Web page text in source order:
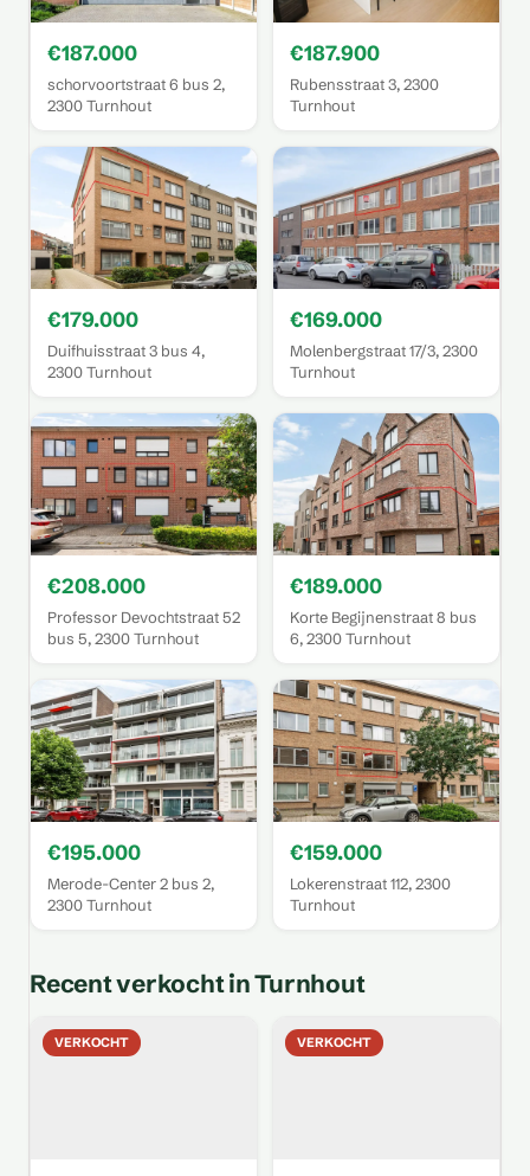
€187.000
schorvoortstraat 6 bus 2,
2300 Turnhout
€187.900
Rubensstraat 3, 2300
Turnhout
€179.000
Duifhuisstraat 3 bus 4,
2300 Turnhout
€169.000
Molenbergstraat 17/3, 2300
Turnhout
€208.000
Professor Devochtstraat 52
bus 5, 2300 Turnhout
€189.000
Korte Begijnenstraat 8 bus
6, 2300 Turnhout
€195.000
Merode-Center 2 bus 2,
2300 Turnhout
€159.000
Lokerenstraat 112, 2300
Turnhout
Recent verkocht in Turnhout
VERKOCHT VERKOCHT